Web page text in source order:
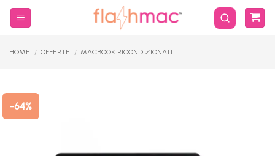
Salta
HOME / OFFERTE / MACBOOK RICONDIZIONATI
-64%